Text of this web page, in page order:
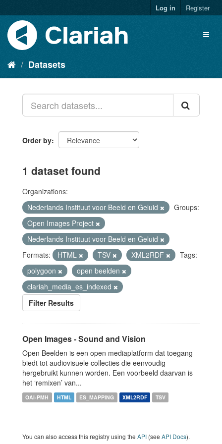
Log in Register
Datasets
Order by
1 dataset found
Organizations:
Nederlands Instituut voor Beeld en Geluid
Groups:
Open Images Project
Nederlands Instituut voor Beeld en Geluid
Formats:
HTML TSV XML2RDF
Tags:
polygoon
open beelden
clariah_media_es_indexed
Filter Results
Open Images - Sound and Vision
Open Beelden is een open mediaplatform dat toegang
biedt tot audiovisuele collecties die eenvoudig
hergebruikt kunnen worden. Een voorbeeld daarvan is
het ‘remixen’ van...
OAI-PMH HTML ES_MAPPING XML2RDF TSV
You can also access this registry using the API (see API Docs).